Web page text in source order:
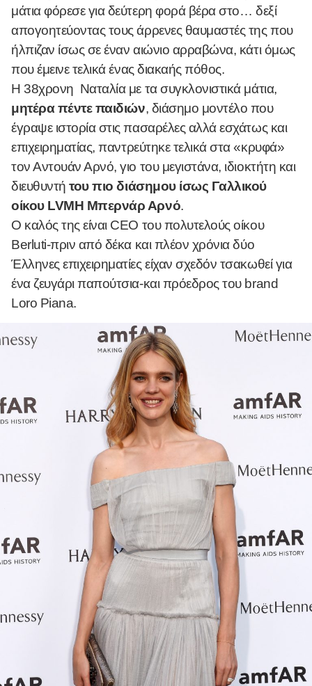
μάτια φόρεσε για δεύτερη φορά βέρα στο… δεξί
απογοητεύοντας τoυς άρρενες θαυμαστές της που
ήλπιζαν ίσως σε έναν αιώνιο αρραβώνα, κάτι όμως
που έμεινε τελικά ένας διακαής πόθος.
Η 38χρονη Ναταλία με τα συγκλονιστικά μάτια,
μητέρα πέντε παιδιών, διάσημο μοντέλο που
έγραψε ιστορία στις πασαρέλες αλλά εσχάτως και
επιχειρηματίας, παντρεύτηκε τελικά στα «κρυφά»
τον Αντουάν Αρνό, γιο του μεγιστάνα, ιδιoκτήτη και
διευθυντήτου πιο διάσημου ίσως Γαλλικού
οίκου LVMH Μπερνάρ Αρνό.
Ο καλός της είναι CEO του πολυτελούς οίκου
Berluti-πριν από δέκα και πλέον χρόνια δύο
Έλληνες επιχειρηματίες είχαν σχεδόν τσακωθεί για
ένα ζευγάρι παπούτσια-και πρόεδρος του brand
Loro Piana.